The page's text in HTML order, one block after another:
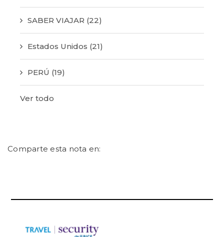
SABER VIAJAR (22)
Estados Unidos (21)
PERÚ (19)
Ver todo
Comparte esta nota en: